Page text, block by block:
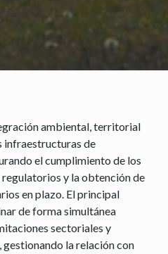
ambiental, territorial
infraestructuras de
el cumplimiento de los
y la obtención de
en plazo. El principal
de forma simultánea
sectoriales y
la relación con